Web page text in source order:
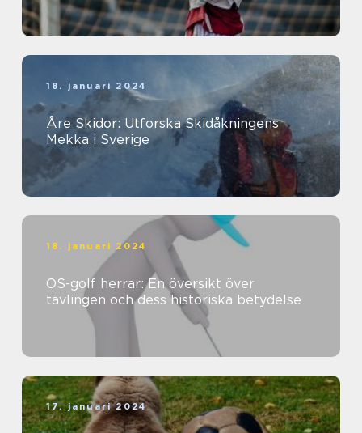
18. januari 2024
Åre Skidor: Utforska Skidåkningens
Mekka i Sverige
18. januari 2024
OS-golf herrar: En översikt över
tävlingen och dess historiska betydelse
17. januari 2024